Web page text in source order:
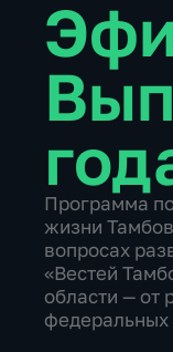
Программа
жизни
вопросах
«Вестей
области — от